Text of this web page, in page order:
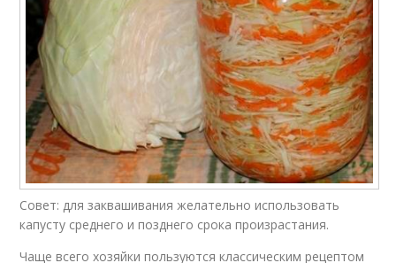
Совет: для заквашивания желательно использовать
капусту среднего и позднего срока произрастания.
Чаще всего хозяйки пользуются классическим рецептом